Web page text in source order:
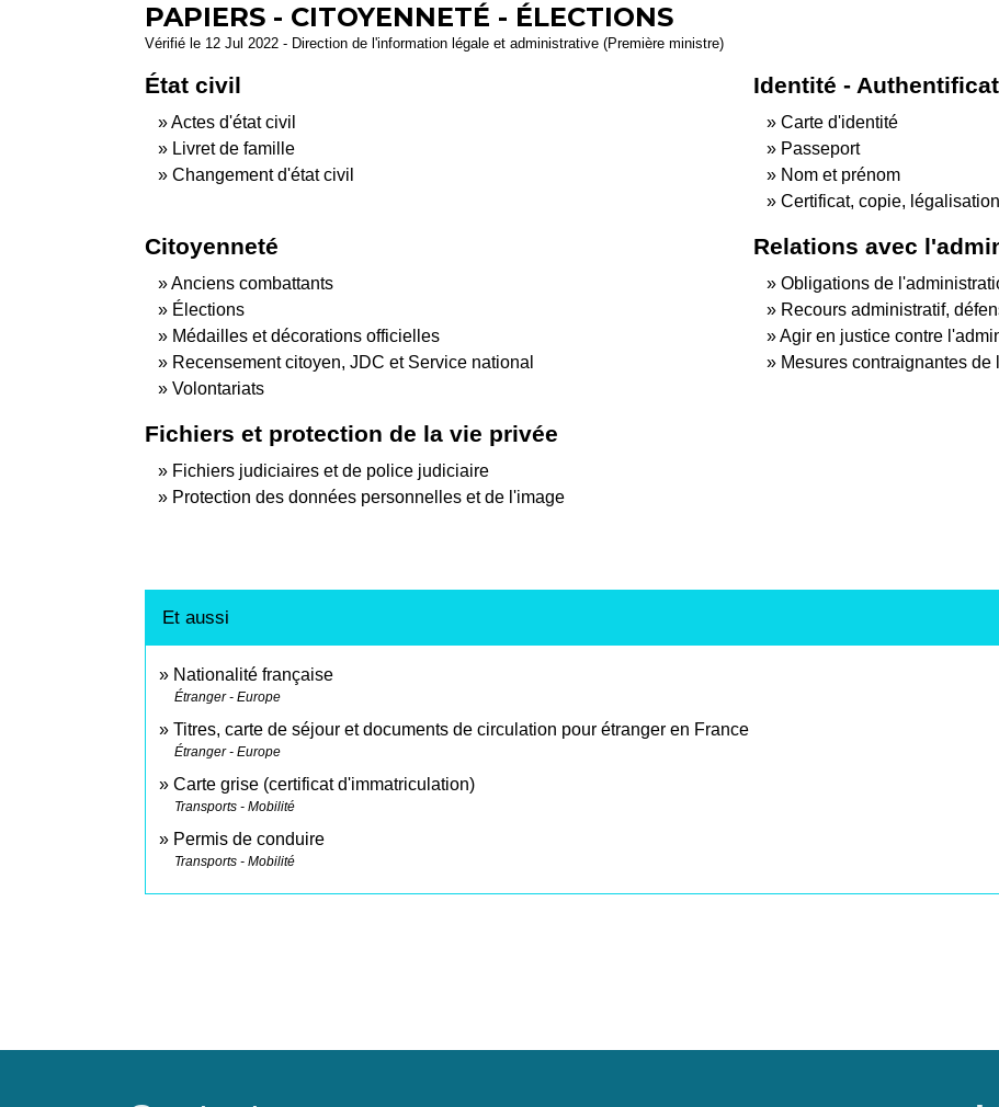
PAPIERS - CITOYENNETÉ - ÉLECTIONS
Vérifié le 12 Jul 2022 - Direction de l'information légale et administrative (Première ministre)
État civil
Actes d'état civil
Livret de famille
Changement d'état civil
Identité -
Carte d'identité
Passeport
Nom et prénom
Certificat, copie,
Citoyenneté
Anciens combattants
Élections
Médailles et décorations officielles
Recensement citoyen, JDC et Service national
Volontariats
Relations avec
Obligations de
Recours administratif,
Agir en justice contre
Mesures contraignantes de
Fichiers et protection de la vie privée
Fichiers judiciaires et de police judiciaire
Protection des données personnelles et de l'image
Et aussi
Nationalité française
Étranger - Europe
Titres, carte de séjour et documents de circulation pour étranger en France
Étranger - Europe
Carte grise (certificat d'immatriculation)
Transports - Mobilité
Permis de conduire
Transports - Mobilité